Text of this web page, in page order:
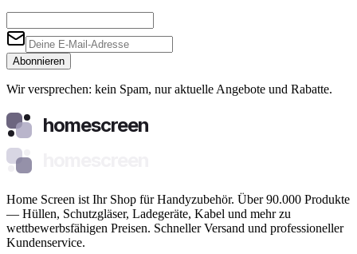
Abonnieren
Wir versprechen: kein Spam, nur aktuelle Angebote und Rabatte.
homescreen
Home Screen ist Ihr Shop für Handyzubehör. Über 90.000 Produkte
— Hüllen, Schutzgläser, Ladegeräte, Kabel und mehr zu
wettbewerbsfähigen Preisen. Schneller Versand und professioneller
Kundenservice.